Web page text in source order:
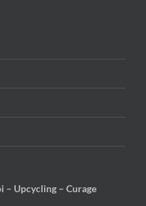
– Upcycling – Curage